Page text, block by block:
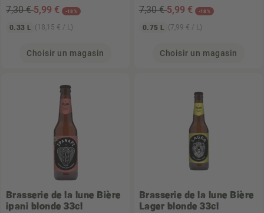
7,30 €5,99 € -18%
0.33 L (18,15 € / L)
Choisir un magasin
7,30 €5,99 € -18%
0.75 L (7,99 € / L)
Choisir un magasin
Brasserie de la lune Bière
ipani blonde 33cl
Brasserie de la lune Bière
Lager blonde 33cl